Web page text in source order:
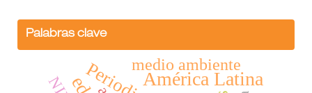
Palabras clave
América Latina
medio ambiente